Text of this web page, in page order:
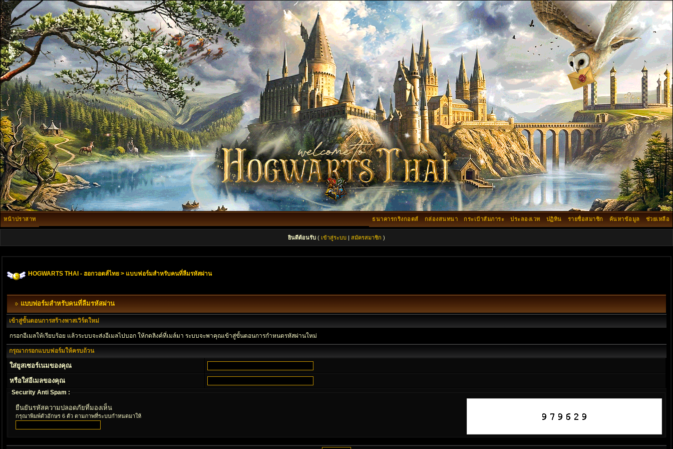
หน้าปราสาท ช่วยเหลือ
ค้นหาข้อมูล
รายชื่อสมาชิก
ปฏิทิน
ประลองเวท
กระเป๋าสัมภาระ
กล่องสนทนา
ธนาคารกริงกอตส์
ยินดีต้อนรับ ( เข้าสู่ระบบ | สมัครสมาชิก )
HOGWARTS THAI - ฮอกวอตส์ไทย > แบบฟอร์มสำหรับคนที่ลืมรหัสผ่าน
แบบฟอร์มสำหรับคนที่ลืมรหัสผ่าน
เข้าสู่ขั้นตอนการสร้างพาสเวิร์ดใหม่
กรอกอีเมลให้เรียบร้อย แล้วระบบจะส่งอีเมลไปบอก ให้กดลิงค์ที่เมล์มา ระบบจะพาคุณเข้าสู่ขั้นตอนการกำหนดรหัสผ่านใหม่
กรุณากรอกแบบฟอร์มให้ครบถ้วน
ใส่ยูสเซอร์เนมของคุณ
หรือใส่อีเมลของคุณ
Security Anti Spam :
ยืนยันรหัสความปลอดภัยที่มองเห็น
กรุณาพิมพ์ตัวอักษร 6 ตัว ตามภาพที่ระบบกำหนดมาให้